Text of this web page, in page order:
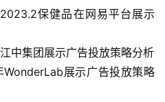
保健品在网易平台展示
中集团展示广告投放策略分析
展示广告投放策略